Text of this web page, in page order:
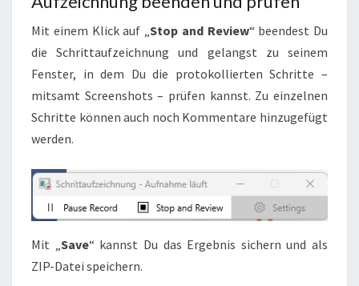
Mit einem Klick auf „ Stop and Review“ beendest Du
die Schrittaufzeichnung und gelangst zu seinem
Fenster, in dem Du die protokollierten Schritte –
mitsamt Screenshots – prüfen kannst. Zu einzelnen
Schritte können auch noch Kommentare hinzugefügt
werden.
Mit „ Save“ kannst Du das Ergebnis sichern und als
ZIP-Datei speichern.